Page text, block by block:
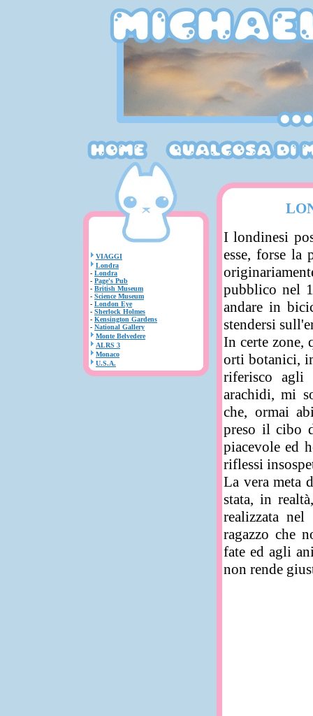
VIAGGI
Londra
- Londra
- Page's Pub
- British Museum
- Science Museum
- London Eye
- Sherlock Holmes
- Kensington Gardens
- National Gallery
Monte Belvedere
ALRS 3
Monaco
U.S.A.
I londinesi
esse, forse la
pubblico nel
andare in
stendersi
In certe zone,
orti botanici,
riferisco agli
arachidi, mi
che, ormai
preso il cibo
piacevole ed
riflessi
La vera meta
stata, in
realizzata
ragazzo che
fate ed agli
non rende